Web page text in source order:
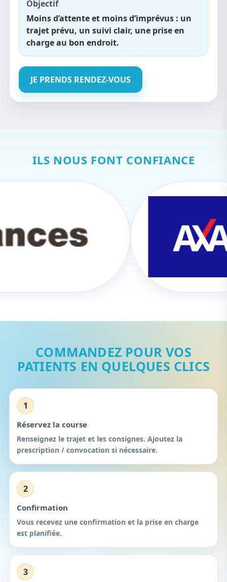
Objectif
Moins d’attente et moins d’imprévus : un
trajet prévu, un suivi clair, une prise en
charge au bon endroit.
JE PRENDS RENDEZ-VOUS
ILS NOUS FONT CONFIANCE
COMMANDEZ POUR VOS
PATIENTS EN QUELQUES CLICS
1
Réservez la course
Renseignez le trajet et les consignes. Ajoutez la
prescription / convocation si nécessaire.
2
Confirmation
Vous recevez une confirmation et la prise en charge
est planifiée.
3